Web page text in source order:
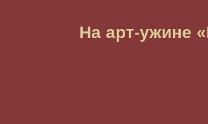
На арт-ужине